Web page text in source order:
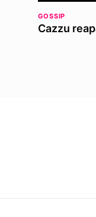
GOSSIP
Cazzu